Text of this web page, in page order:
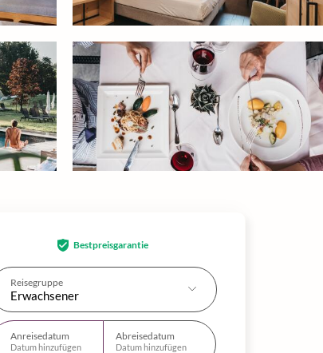
Bestpreisgarantie
Reisegruppe
Erwachsener
Anreisedatum
Datum hinzufügen
Abreisedatum
Datum hinzufügen